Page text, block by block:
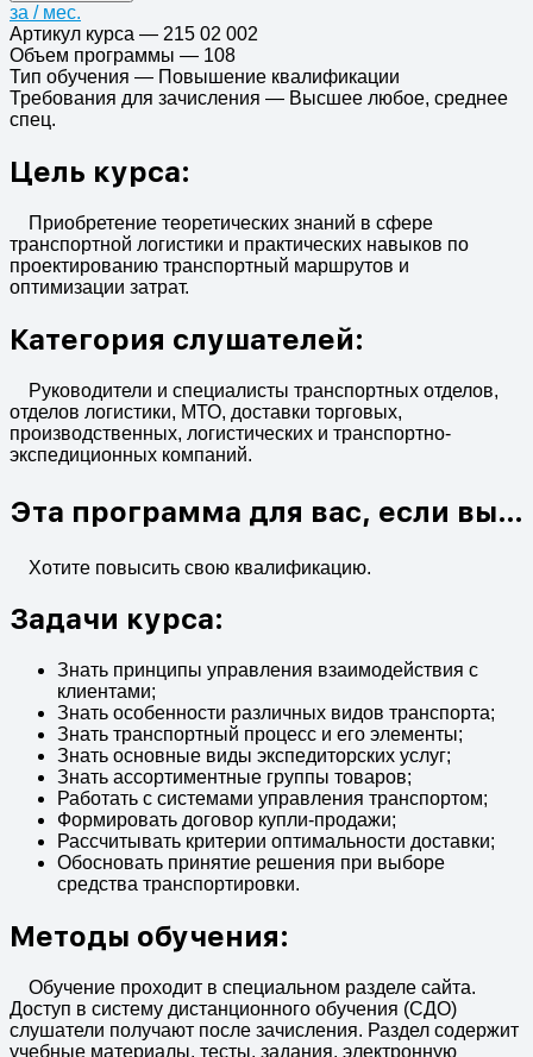
за / мес.
Артикул курса — 215 02 002
Объем программы — 108
Тип обучения — Повышение квалификации
Требования для зачисления — Высшее любое, среднее
спец.
Цель курса:
Приобретение теоретических знаний в сфере
транспортной логистики и практических навыков по
проектированию транспортный маршрутов и
оптимизации затрат.
Категория слушателей:
Руководители и специалисты транспортных отделов,
отделов логистики, МТО, доставки торговых,
производственных, логистических и транспортно-
экспедиционных компаний.
Эта программа для вас, если вы…
Хотите повысить свою квалификацию.
Задачи курса:
Знать принципы управления взаимодействия с
клиентами;
Знать особенности различных видов транспорта;
Знать транспортный процесс и его элементы;
Знать основные виды экспедиторских услуг;
Знать ассортиментные группы товаров;
Работать с системами управления транспортом;
Формировать договор купли-продажи;
Рассчитывать критерии оптимальности доставки;
Обосновать принятие решения при выборе
средства транспортировки.
Методы обучения:
Обучение проходит в специальном разделе сайта.
Доступ в систему дистанционного обучения (СДО)
слушатели получают после зачисления. Раздел содержит
учебные материалы, тесты, задания, электронную